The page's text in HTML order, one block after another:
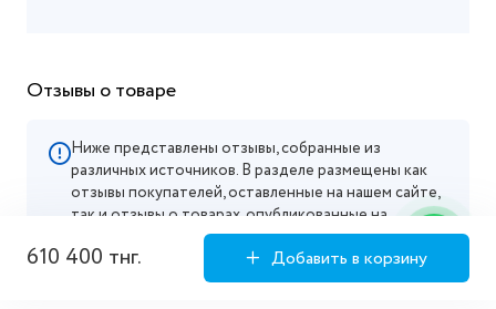
610 400 тнг. Добавить в корзину
Отзывы о товаре
Ниже представлены отзывы, собранные из
различных источников. В разделе размещены как
отзывы покупателей, оставленные на нашем сайте,
так и отзывы о товарах, опубликованные на
маркетплейсах, где мы официально представлены.